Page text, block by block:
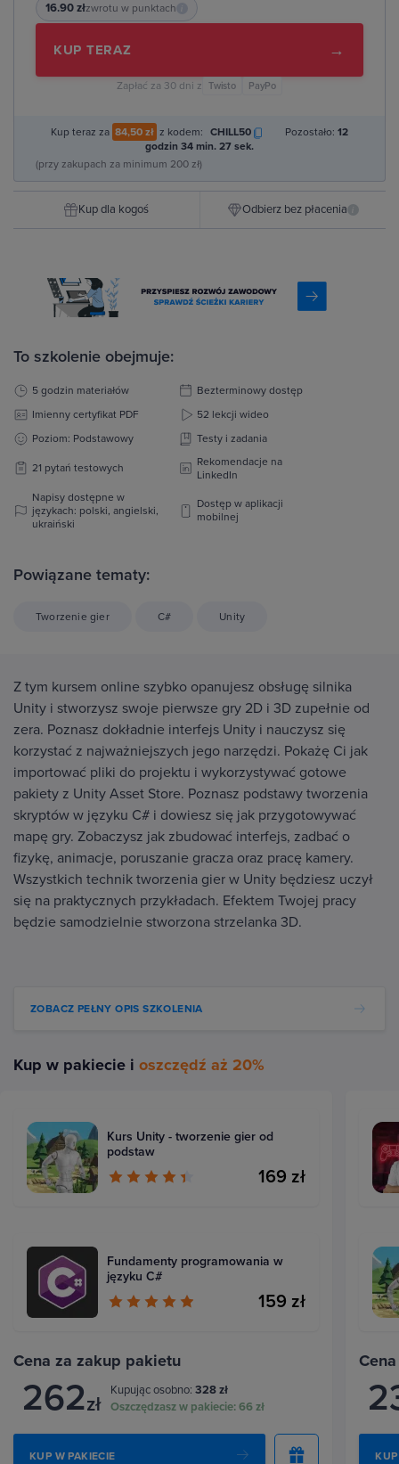
16.90 złzwrotu w punktach
KUP TERAZ →
Zapłać za 30 dni z Twisto PayPo
Kup teraz za 84,50 zł z kodem: CHILL50 Pozostało: 12
godzin 34 min. 26 sek.
(przy zakupach za minimum 200 zł)
Kup dla kogoś Odbierz bez płacenia i
To szkolenie obejmuje:
5 godzin materiałów
Bezterminowy dostęp
Imienny certyfikat PDF
52 lekcji wideo
Poziom: Podstawowy
Testy i zadania
21 pytań testowych
Rekomendacje na
LinkedIn
Napisy dostępne w
językach: polski, angielski,
ukraiński
Dostęp w aplikacji
mobilnej
Powiązane tematy:
Tworzenie gier C# Unity
Z tym kursem online szybko opanujesz obsługę silnika
Unity i stworzysz swoje pierwsze gry 2D i 3D zupełnie od
zera. Poznasz dokładnie interfejs Unity i nauczysz się
korzystać z najważniejszych jego narzędzi. Pokażę Ci jak
importować pliki do projektu i wykorzystywać gotowe
pakiety z Unity Asset Store. Poznasz podstawy tworzenia
skryptów w języku C# i dowiesz się jak przygotowywać
mapę gry. Zobaczysz jak zbudować interfejs, zadbać o
fizykę, animacje, poruszanie gracza oraz pracę kamery.
Wszystkich technik tworzenia gier w Unity będziesz uczył
się na praktycznych przykładach. Efektem Twojej pracy
będzie samodzielnie stworzona strzelanka 3D.
ZOBACZ PEŁNY OPIS SZKOLENIA
Kup w pakiecie i oszczędź aż 20%
Kurs Unity - tworzenie gier od
podstaw
169 zł
Fundamenty programowania w
języku C#
159 zł
Cena za zakup pakietu
262zł
Kupując osobno: 328 zł
Oszczędzasz w pakiecie:66 zł
KUP W PAKIECIE